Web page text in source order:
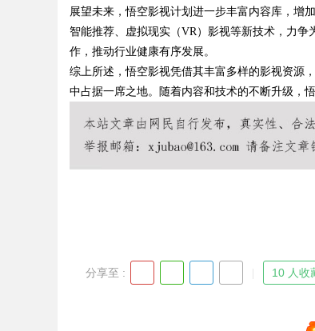
Bo
展望未来，悟空影视计划进一步丰富内容库，增
智能推荐、虚拟现实（VR）影视等新技术，力
作，推动行业健康有序发展。
综上所述，悟空影视凭借其丰富多样的影视资源
中占据一席之地。随着内容和技术的不断升级，
分享至 : 10 人收